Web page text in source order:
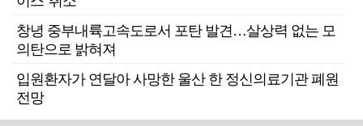
창녕 중부내륙고속도로서 포탄 발견…살상력 없는 모
의탄으로 밝혀져
입원환자가 연달아 사망한 울산 한 정신의료기관 폐원
전망